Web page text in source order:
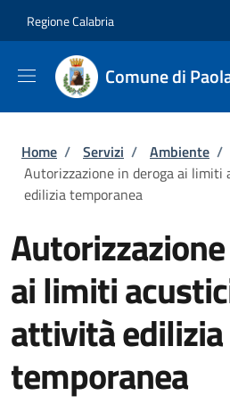
Regione Calabria
Comune di
Briciole di pane
Home / Servizi / Ambiente /
Autorizzazione in deroga ai
edilizia temporanea
ai limiti
attività edilizia
temporanea